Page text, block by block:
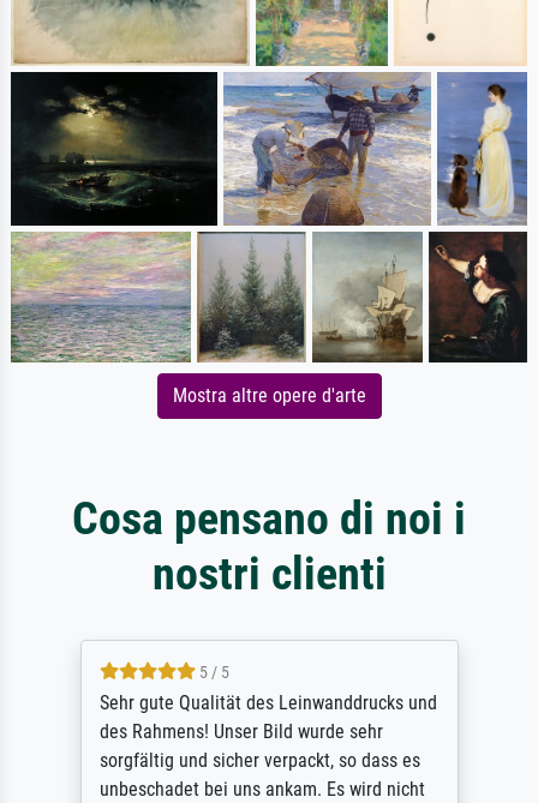
Mostra altre opere d'arte
Cosa pensano di noi i
nostri clienti
5 / 5
Sehr gute Qualität des Leinwanddrucks und
des Rahmens! Unser Bild wurde sehr
sorgfältig und sicher verpackt, so dass es
unbeschadet bei uns ankam. Es wird nicht